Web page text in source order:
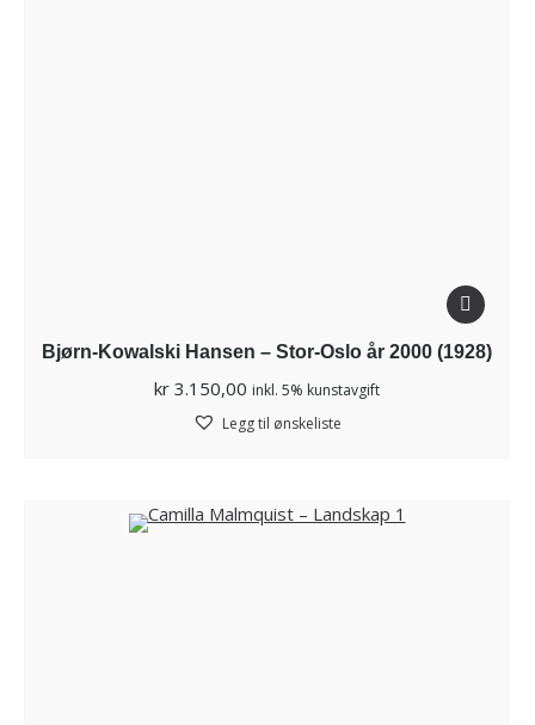
Bjørn-Kowalski Hansen – Stor-Oslo år 2000 (1928)
kr 3.150,00 inkl. 5% kunstavgift
Legg til ønskeliste